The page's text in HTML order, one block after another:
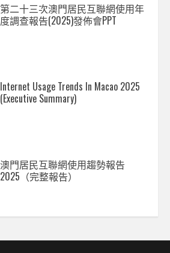
第二十三次澳門居民互聯網使用年
度調查報告(2025)發佈會PPT
Internet Usage Trends In Macao 2025
(Executive Summary)
澳門居民互聯網使用趨勢報告
2025（完整報告）